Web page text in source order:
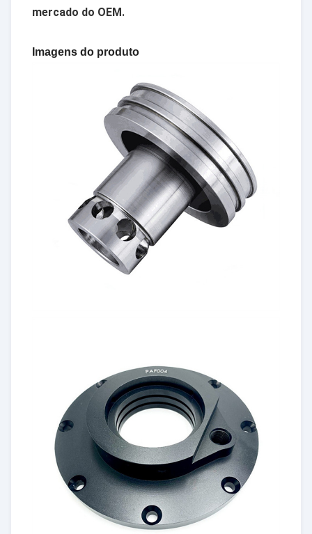
mercado do OEM.
Imagens do produto